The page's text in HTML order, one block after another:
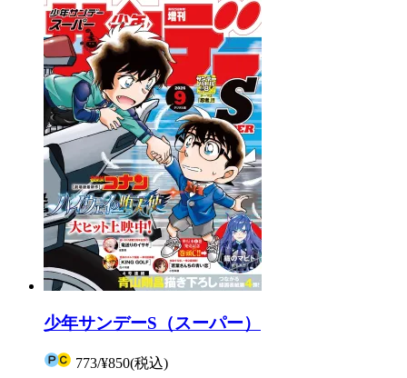
少年サンデーS（スーパー）
773/¥850(税込)